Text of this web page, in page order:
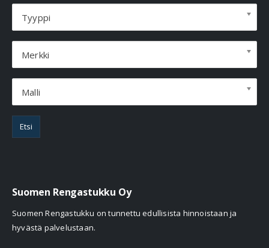
Tyyppi
Merkki
Malli
Etsi
Suomen Rengastukku Oy
Suomen Rengastukku on tunnettu edullisista hinnoistaan ja
hyvästä palvelustaan.